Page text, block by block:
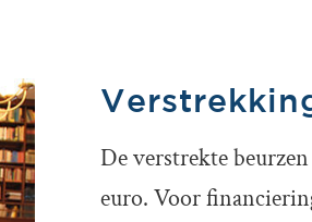
De verstrekte
euro. Voor